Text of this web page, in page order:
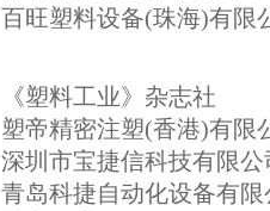
百旺塑料设备(珠海)有限
《塑料工业》杂志社
塑帝精密注塑(香港)有限
深圳市宝捷信科技有限公
青岛科捷自动化设备有限